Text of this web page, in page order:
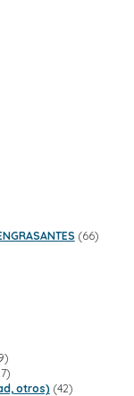
6666
9
productos
27
productos
otros) 4242